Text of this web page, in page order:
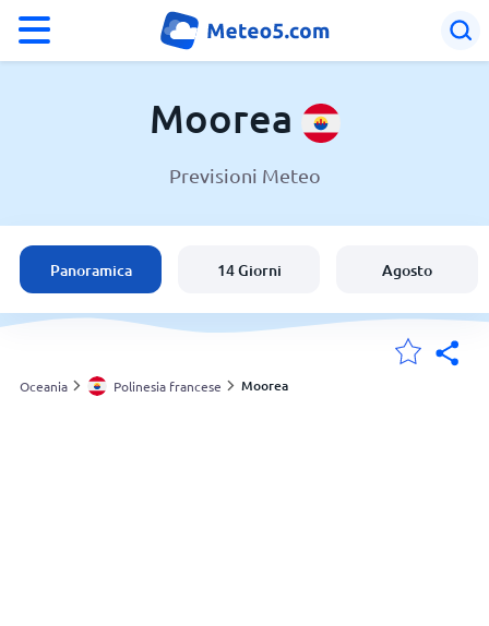
Polinesia francese
Italia
Svizzera
Moorea
Previsioni Meteo
Panoramica 14 Giorni Agosto
Oceania Polinesia francese Moorea